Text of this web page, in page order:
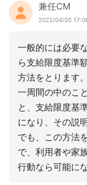
兼任CM
2022/04/05
一般的には必要
ら支給限度基準
方法をとります。
一周間の中のこ
と、支給限度基
になり、その説
でも、この方法
で、利用者や家
行動なら可能に